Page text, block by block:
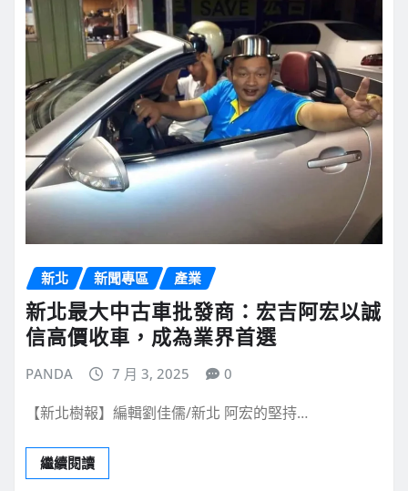
新北 新聞專區 產業
新北最大中古車批發商：宏吉阿宏以誠
信高價收車，成為業界首選
PANDA 7 月 3, 2025 0
【新北樹報】編輯劉佳儒/新北 阿宏的堅持…
繼續閱讀